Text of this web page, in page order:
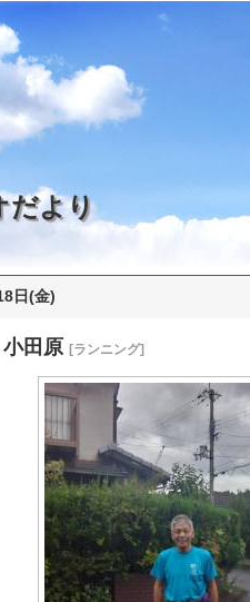
だより
日(金)
田原 [ランニング]